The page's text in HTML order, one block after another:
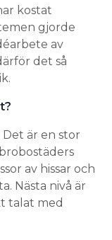
kostat
gjorde
av
det så
är en stor
av hissar och
Nästa nivå är
talat med